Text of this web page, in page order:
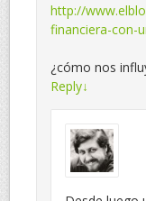
http://
financiera-con-
¿cómo nos
Reply↓